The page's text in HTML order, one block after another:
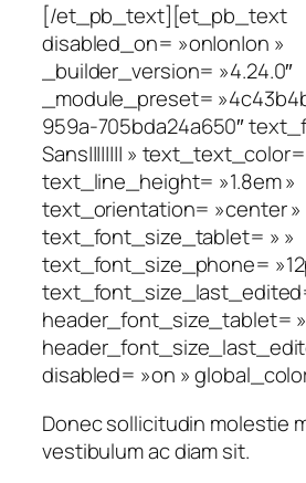
[/et_pb_text][et_pb_text
disabled_on= »on|on|on »
_builder_version= »4.24.0″
_module_preset=
959a-705bda24a650″
Sans|||||||| » text_text_color=
text_line_height= »1.8em »
text_orientation= »center »
text_font_size_tablet= » »
text_font_size_phone=
header_font_size_tablet=
disabled= »on »
Donec sollicitudin molestie
vestibulum ac diam sit.